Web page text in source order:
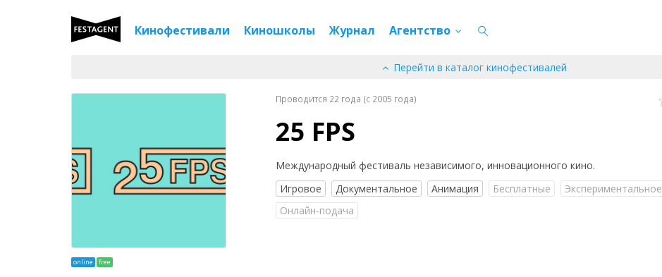
Кинофестивали Киношколы Журнал Агентство
Перейти в каталог кинофестивалей
online free
Проводится 22 года (c 2005 года)
25 FPS
Международный фестиваль независимого, инновационного кино.
Игровое
Документальное Анимация Бесплатные
Экспериментальное
Онлайн-подача